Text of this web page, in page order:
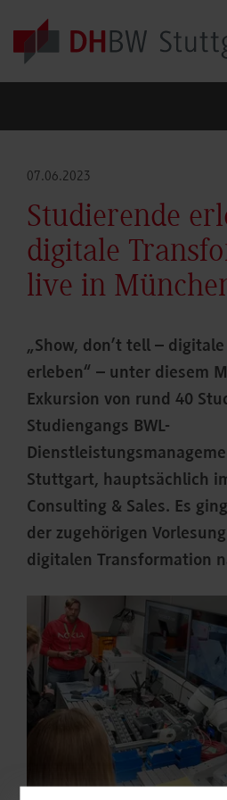
Skip to main content
07.06.2023
Studierende
digitale
live in
„Show, don’t tell –
erleben“ – unter diesem
Exkursion von rund 40
Studiengangs BWL-
Stuttgart, hauptsächlich
Consulting & Sales. Es
der zugehörigen
digitalen Transformation